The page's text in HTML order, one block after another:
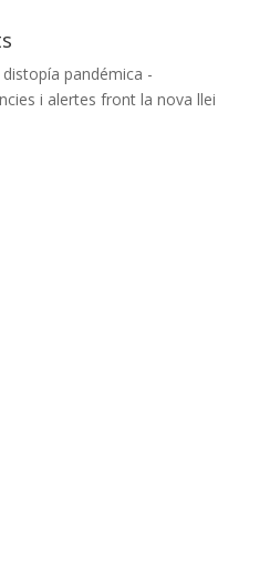
pandémica -
i alertes front la nova llei